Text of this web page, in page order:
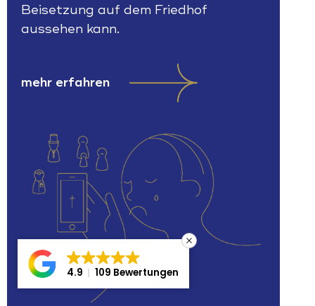
Beisetzung auf dem Friedhof
aussehen kann.
mehr erfahren
4.9 109 Bewertungen